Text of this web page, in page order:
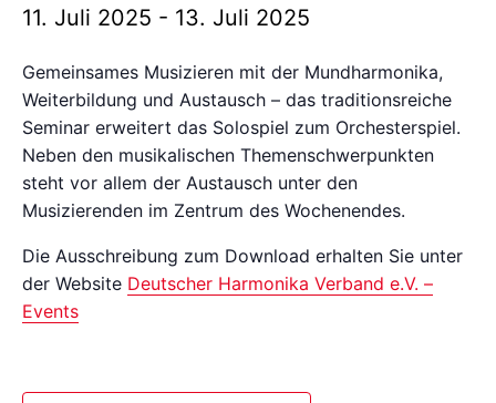
11. Juli 2025 - 13. Juli 2025
Gemeinsames Musizieren mit der Mundharmonika,
Weiterbildung und Austausch – das traditionsreiche
Seminar erweitert das Solospiel zum Orchesterspiel.
Neben den musikalischen Themenschwerpunkten
steht vor allem der Austausch unter den
Musizierenden im Zentrum des Wochenendes.
Die Ausschreibung zum Download erhalten Sie unter
der Website Deutscher Harmonika Verband e.V. –
Events